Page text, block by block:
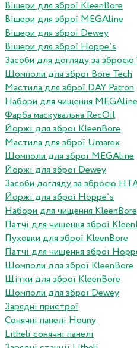
Вішери для зброї KleenBore
Вішери для зброї MEGAline
Вішери для зброї Dewey
Вішери для зброї Hoppe`s
Засоби для догляду за
Шомполи для зброї Bore Tech
Мастила для зброї DAY Patron
Набори для чищення MEGAline
Фарба маскувальна RecOil
Йоржі для зброї KleenBore
Мастила для зброї Umarex
Шомполи для зброї MEGAline
Йоржі для зброї Dewey
Засоби догляду за зброєю
Йоржі для зброї Hoppe`s
Набори для чищення KleenBore
Патчі для чищення зброї
Пуховки для зброї KleenBore
Патчі для чищення зброї
Шомполи для зброї KleenBore
Щітки для зброї KleenBore
Шомполи для зброї Dewey
Зарядні пристрої
Сонячні панелі Houny
Litheli сонячні панелі